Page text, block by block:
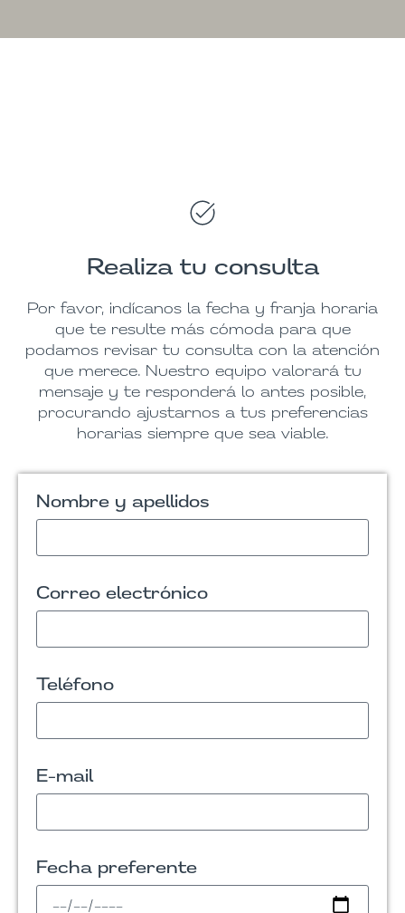
Realiza tu consulta
Por favor, indícanos la fecha y franja horaria
que te resulte más cómoda para que
podamos revisar tu consulta con la atención
que merece. Nuestro equipo valorará tu
mensaje y te responderá lo antes posible,
procurando ajustarnos a tus preferencias
horarias siempre que sea viable.
Nombre y apellidos
Correo electrónico
Teléfono
E-mail
Fecha preferente